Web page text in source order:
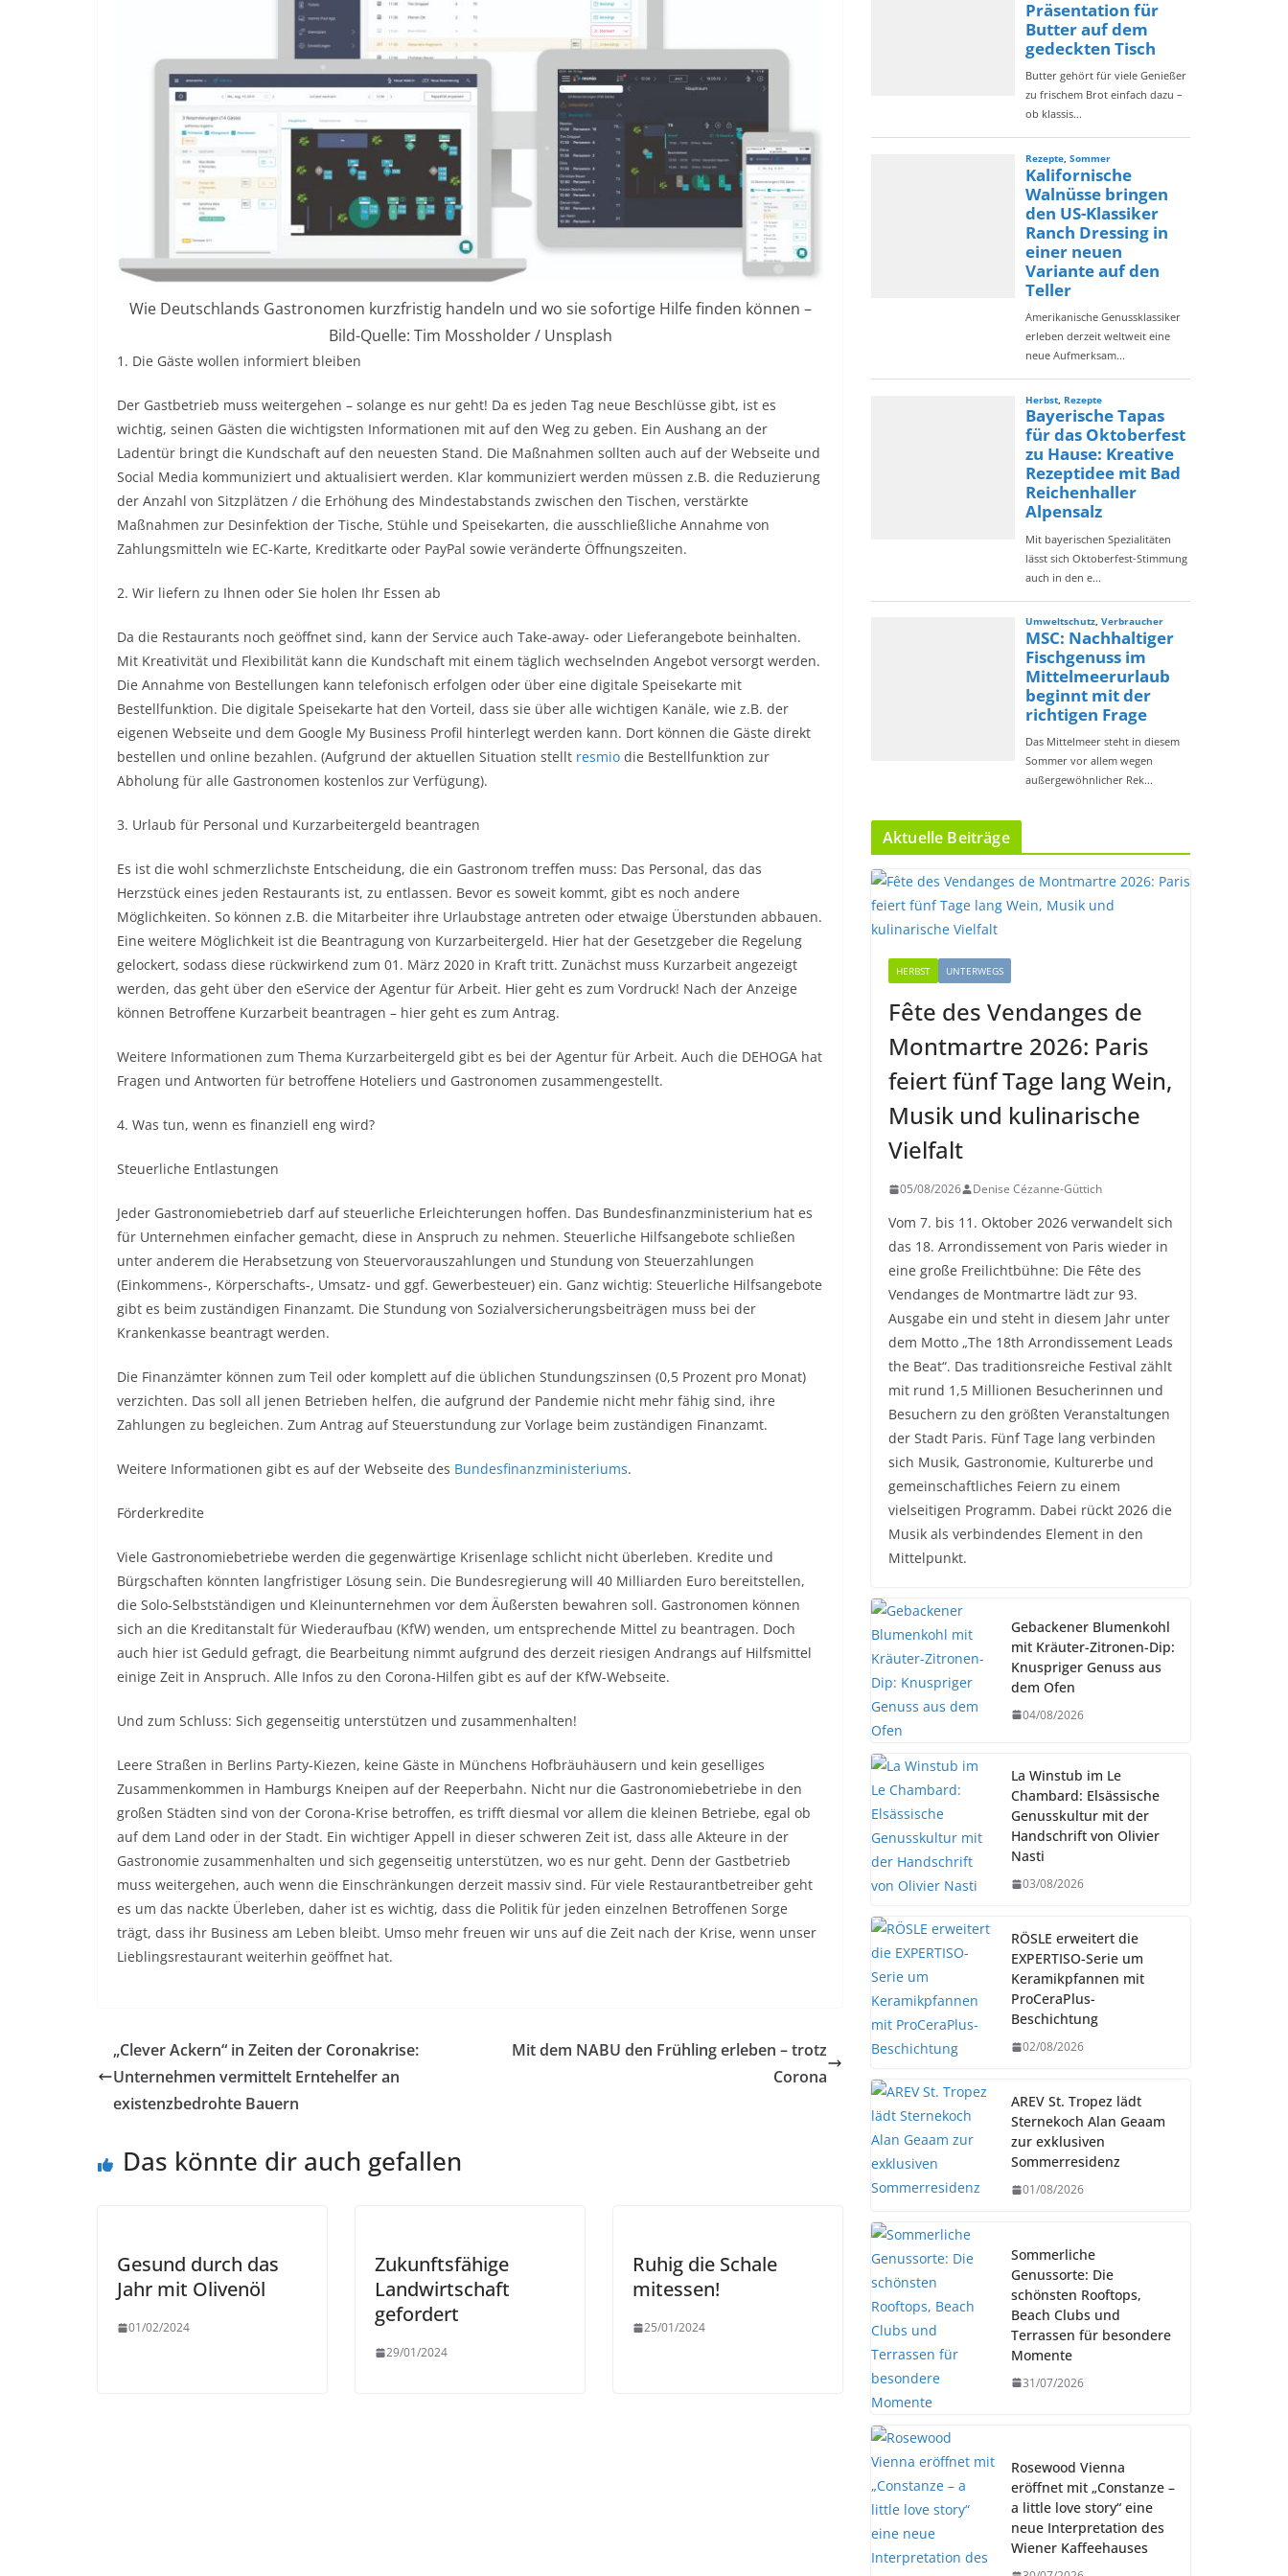
Wie Deutschlands Gastronomen kurzfristig handeln und wo sie sofortige Hilfe finden können –
Bild-Quelle: Tim Mossholder / Unsplash
1. Die Gäste wollen informiert bleiben
Der Gastbetrieb muss weitergehen – solange es nur geht! Da es jeden Tag neue Beschlüsse gibt, ist es
wichtig, seinen Gästen die wichtigsten Informationen mit auf den Weg zu geben. Ein Aushang an der
Ladentür bringt die Kundschaft auf den neuesten Stand. Die Maßnahmen sollten auch auf der Webseite und
Social Media kommuniziert und aktualisiert werden. Klar kommuniziert werden müssen z.B. die Reduzierung
der Anzahl von Sitzplätzen / die Erhöhung des Mindestabstands zwischen den Tischen, verstärkte
Maßnahmen zur Desinfektion der Tische, Stühle und Speisekarten, die ausschließliche Annahme von
Zahlungsmitteln wie EC-Karte, Kreditkarte oder PayPal sowie veränderte Öffnungszeiten.
2. Wir liefern zu Ihnen oder Sie holen Ihr Essen ab
Da die Restaurants noch geöffnet sind, kann der Service auch Take-away- oder Lieferangebote beinhalten.
Mit Kreativität und Flexibilität kann die Kundschaft mit einem täglich wechselnden Angebot versorgt werden.
Die Annahme von Bestellungen kann telefonisch erfolgen oder über eine digitale Speisekarte mit
Bestellfunktion. Die digitale Speisekarte hat den Vorteil, dass sie über alle wichtigen Kanäle, wie z.B. der
eigenen Webseite und dem Google My Business Profil hinterlegt werden kann. Dort können die Gäste direkt
bestellen und online bezahlen. (Aufgrund der aktuellen Situation stellt resmio die Bestellfunktion zur
Abholung für alle Gastronomen kostenlos zur Verfügung).
3. Urlaub für Personal und Kurzarbeitergeld beantragen
Es ist die wohl schmerzlichste Entscheidung, die ein Gastronom treffen muss: Das Personal, das das
Herzstück eines jeden Restaurants ist, zu entlassen. Bevor es soweit kommt, gibt es noch andere
Möglichkeiten. So können z.B. die Mitarbeiter ihre Urlaubstage antreten oder etwaige Überstunden abbauen.
Eine weitere Möglichkeit ist die Beantragung von Kurzarbeitergeld. Hier hat der Gesetzgeber die Regelung
gelockert, sodass diese rückwirkend zum 01. März 2020 in Kraft tritt. Zunächst muss Kurzarbeit angezeigt
werden, das geht über den eService der Agentur für Arbeit. Hier geht es zum Vordruck! Nach der Anzeige
können Betroffene Kurzarbeit beantragen – hier geht es zum Antrag.
Weitere Informationen zum Thema Kurzarbeitergeld gibt es bei der Agentur für Arbeit. Auch die DEHOGA hat
Fragen und Antworten für betroffene Hoteliers und Gastronomen zusammengestellt.
4. Was tun, wenn es finanziell eng wird?
Steuerliche Entlastungen
Jeder Gastronomiebetrieb darf auf steuerliche Erleichterungen hoffen. Das Bundesfinanzministerium hat es
für Unternehmen einfacher gemacht, diese in Anspruch zu nehmen. Steuerliche Hilfsangebote schließen
unter anderem die Herabsetzung von Steuervorauszahlungen und Stundung von Steuerzahlungen
(Einkommens-, Körperschafts-, Umsatz- und ggf. Gewerbesteuer) ein. Ganz wichtig: Steuerliche Hilfsangebote
gibt es beim zuständigen Finanzamt. Die Stundung von Sozialversicherungsbeiträgen muss bei der
Krankenkasse beantragt werden.
Die Finanzämter können zum Teil oder komplett auf die üblichen Stundungszinsen (0,5 Prozent pro Monat)
verzichten. Das soll all jenen Betrieben helfen, die aufgrund der Pandemie nicht mehr fähig sind, ihre
Zahlungen zu begleichen. Zum Antrag auf Steuerstundung zur Vorlage beim zuständigen Finanzamt.
Weitere Informationen gibt es auf der Webseite des Bundesfinanzministeriums.
Förderkredite
Viele Gastronomiebetriebe werden die gegenwärtige Krisenlage schlicht nicht überleben. Kredite und
Bürgschaften könnten langfristiger Lösung sein. Die Bundesregierung will 40 Milliarden Euro bereitstellen,
die Solo-Selbstständigen und Kleinunternehmen vor dem Äußersten bewahren soll. Gastronomen können
sich an die Kreditanstalt für Wiederaufbau (KfW) wenden, um entsprechende Mittel zu beantragen. Doch
auch hier ist Geduld gefragt, die Bearbeitung nimmt aufgrund des derzeit riesigen Andrangs auf Hilfsmittel
einige Zeit in Anspruch. Alle Infos zu den Corona-Hilfen gibt es auf der KfW-Webseite.
Und zum Schluss: Sich gegenseitig unterstützen und zusammenhalten!
Leere Straßen in Berlins Party-Kiezen, keine Gäste in Münchens Hofbräuhäusern und kein geselliges
Zusammenkommen in Hamburgs Kneipen auf der Reeperbahn. Nicht nur die Gastronomiebetriebe in den
großen Städten sind von der Corona-Krise betroffen, es trifft diesmal vor allem die kleinen Betriebe, egal ob
auf dem Land oder in der Stadt. Ein wichtiger Appell in dieser schweren Zeit ist, dass alle Akteure in der
Gastronomie zusammenhalten und sich gegenseitig unterstützen, wo es nur geht. Denn der Gastbetrieb
muss weitergehen, auch wenn die Einschränkungen derzeit massiv sind. Für viele Restaurantbetreiber geht
es um das nackte Überleben, daher ist es wichtig, dass die Politik für jeden einzelnen Betroffenen Sorge
trägt, dass ihr Business am Leben bleibt. Umso mehr freuen wir uns auf die Zeit nach der Krise, wenn unser
Lieblingsrestaurant weiterhin geöffnet hat.
„Clever Ackern“ in Zeiten der Coronakrise:
Unternehmen vermittelt Erntehelfer an
existenzbedrohte Bauern
Mit dem NABU den Frühling erleben – trotz
Corona
Das könnte dir auch gefallen
Gesund durch das
Jahr mit Olivenöl
01/02/2024
Zukunftsfähige
Landwirtschaft
gefordert
29/01/2024
Ruhig die Schale
mitessen!
25/01/2024
Aktuelle Beiträge
HERBST UNTERWEGS
Fête des Vendanges de
Montmartre 2026: Paris
feiert fünf Tage lang Wein,
Musik und kulinarische
Vielfalt
05/08/2026 Denise Cézanne-Güttich
Vom 7. bis 11. Oktober 2026 verwandelt sich
das 18. Arrondissement von Paris wieder in
eine große Freilichtbühne: Die Fête des
Vendanges de Montmartre lädt zur 93.
Ausgabe ein und steht in diesem Jahr unter
dem Motto „The 18th Arrondissement Leads
the Beat“. Das traditionsreiche Festival zählt
mit rund 1,5 Millionen Besucherinnen und
Besuchern zu den größten Veranstaltungen
der Stadt Paris. Fünf Tage lang verbinden
sich Musik, Gastronomie, Kulturerbe und
gemeinschaftliches Feiern zu einem
vielseitigen Programm. Dabei rückt 2026 die
Musik als verbindendes Element in den
Mittelpunkt.
Gebackener Blumenkohl
mit Kräuter-Zitronen-Dip:
Knuspriger Genuss aus
dem Ofen
04/08/2026
La Winstub im Le
Chambard: Elsässische
Genusskultur mit der
Handschrift von Olivier
Nasti
03/08/2026
RÖSLE erweitert die
EXPERTISO-Serie um
Keramikpfannen mit
ProCeraPlus-
Beschichtung
02/08/2026
AREV St. Tropez lädt
Sternekoch Alan Geaam
zur exklusiven
Sommerresidenz
01/08/2026
Sommerliche
Genussorte: Die
schönsten Rooftops,
Beach Clubs und
Terrassen für besondere
Momente
31/07/2026
Rosewood Vienna
eröffnet mit „Constanze –
a little love story“ eine
neue Interpretation des
Wiener Kaffeehauses